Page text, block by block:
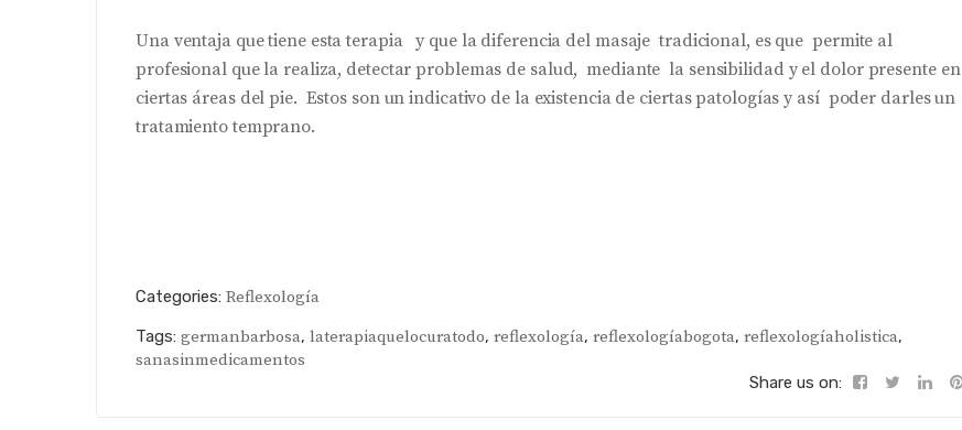
Una ventaja que tiene esta terapia y que la diferencia del masaje tradicional, es que permite al
profesional que la realiza, detectar problemas de salud, mediante la sensibilidad y el dolor presente en
ciertas áreas del pie. Estos son un indicativo de la existencia de ciertas patologías y así poder darles un
tratamiento temprano.
Categories: Reflexología
Tags: germanbarbosa, laterapiaquelocuratodo, reflexología, reflexologíabogota, reflexologíaholistica,
sanasinmedicamentos
Share us on: